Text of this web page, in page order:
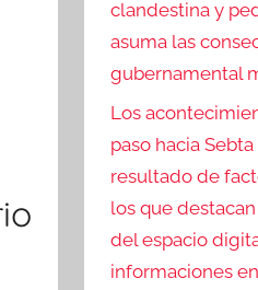
clandestina y
asuma las
gubernamental
Los
paso hacia
resultado de
los que
del espacio
informaciones